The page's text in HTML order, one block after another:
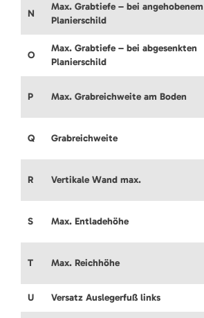
N
Max. Grabtiefe – bei angehobenem
Planierschild
O
Max. Grabtiefe – bei abgesenkten
Planierschild
P Max. Grabreichweite am Boden
Q Grabreichweite
R Vertikale Wand max.
S Max. Entladehöhe
T Max. Reichhöhe
U Versatz Auslegerfuß links